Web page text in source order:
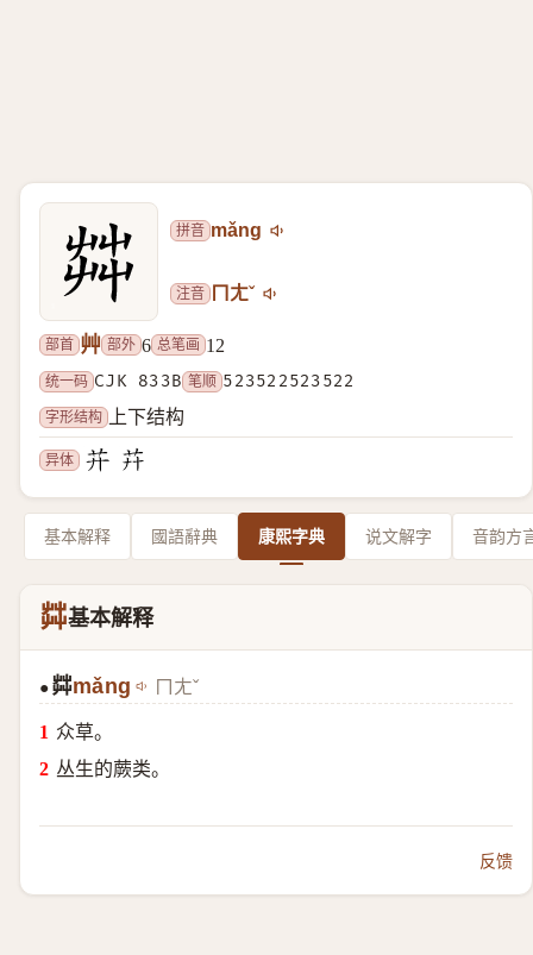
拼音 mǎng
注音 ㄇㄤˇ
部首 艸 部外 6 总笔画 12
统一码 CJK 833B 笔顺 523522523522
字形结构
上下结构
异体
基本解释 國語辭典 康熙字典 说文解字 音韵方
茻基本解释
● 茻mǎng ㄇㄤˇ
众草。
丛生的蕨类。
反馈